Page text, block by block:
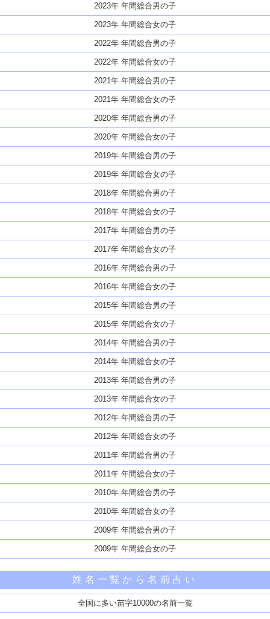
2023年 年間総合男の子
2023年 年間総合女の子
2022年 年間総合男の子
2022年 年間総合女の子
2021年 年間総合男の子
2021年 年間総合女の子
2020年 年間総合男の子
2020年 年間総合女の子
2019年 年間総合男の子
2019年 年間総合女の子
2018年 年間総合男の子
2018年 年間総合女の子
2017年 年間総合男の子
2017年 年間総合女の子
2016年 年間総合男の子
2016年 年間総合女の子
2015年 年間総合男の子
2015年 年間総合女の子
2014年 年間総合男の子
2014年 年間総合女の子
2013年 年間総合男の子
2013年 年間総合女の子
2012年 年間総合男の子
2012年 年間総合女の子
2011年 年間総合男の子
2011年 年間総合女の子
2010年 年間総合男の子
2010年 年間総合女の子
2009年 年間総合男の子
2009年 年間総合女の子
姓名一覧から名前占い
全国に多い苗字10000の名前一覧